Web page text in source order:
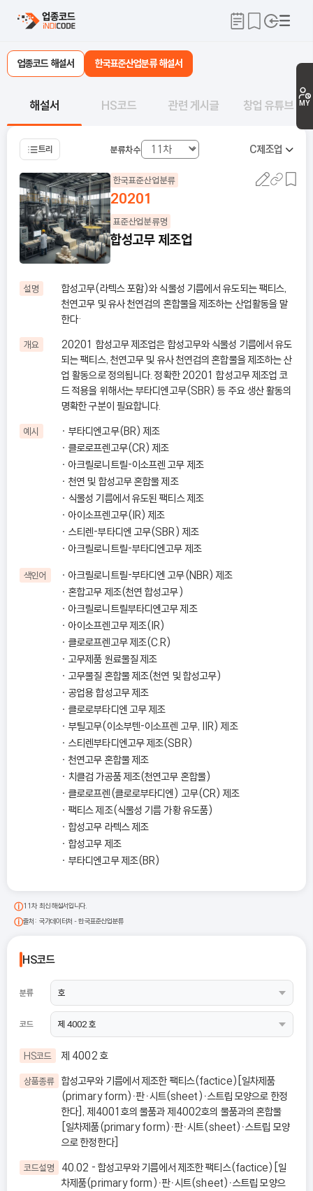
MY
업종코드 해설서 한국표준산업분류 해설서
해설서 HS코드 관련 게시글 창업 유튜브
트리 분류차수 C제조업
한국표준산업분류
20201
표준산업분류명
합성고무 제조업
설명
합성고무(라텍스 포함)와 식물성 기름에서 유도되는 팩티스,
천연고무 및 유사 천연검의 혼합물을 제조하는 산업활동을 말
한다·
개요
20201 합성고무 제조업은 합성고무와 식물성 기름에서 유도
되는 팩티스, 천연고무 및 유사 천연검의 혼합물을 제조하는 산
업 활동으로 정의됩니다. 정확한 20201 합성고무 제조업 코
드 적용을 위해서는 부타디엔고무(SBR) 등 주요 생산 활동의
명확한 구분이 필요합니다.
예시
부타디엔고무(BR) 제조
클로로프렌고무(CR) 제조
아크릴로니트릴-이소프렌 고무 제조
천연 및 합성고무 혼합물 제조
식물성 기름에서 유도된 팩티스 제조
아이소프렌고무(IR) 제조
스티렌-부타디엔 고무(SBR) 제조
아크릴로니트릴-부타디엔고무 제조
색인어
아크릴로니트릴-부타디엔 고무(NBR) 제조
혼합고무 제조(천연 합성고무)
아크릴로니트릴부타디엔고무 제조
아이소프렌고무 제조(IR)
클로로프렌고무 제조(C.R)
고무제품 원료물질 제조
고무물질 혼합물 제조(천연 및 합성고무)
공업용 합성고무 제조
클로로부타디엔 고무 제조
부틸고무(이소부텐-이소프렌 고무, IIR) 제조
스티렌부타디엔고무 제조(SBR)
천연고무 혼합물 제조
치클검 가공품 제조(천연고무 혼합물)
클로로프렌(클로로부타디엔) 고무(CR) 제조
팩티스 제조(식물성 기름 가황 유도품)
합성고무 라텍스 제조
합성고무 제조
부타디엔고무 제조(BR)
11차 최신 해설서입니다.
출처: 국가데이터처 - 한국표준산업분류
HS코드
분류
코드
HS코드 제 4002 호
상품종류 합성고무와 기름에서 제조한 팩티스(factice)[일차제품
(primary form)ㆍ판ㆍ시트(sheet)ㆍ스트립 모양으로 한정
한다], 제4001호의 물품과 제4002호의 물품과의 혼합물
[일차제품(primary form)ㆍ판ㆍ시트(sheet)ㆍ스트립 모양
으로 한정한다]
코드설명
40.02 - 합성고무와 기름에서 제조한 팩티스(factice)[일
차제품(primary form)ㆍ판ㆍ시트(sheet)ㆍ스트립 모양으